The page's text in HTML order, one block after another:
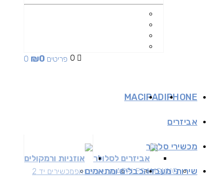
0 0 פריטים ₪0
IPHONE
IPAD
MAC
אביזרים
אביזרים לסלולר אוזניות ורמקולים
מכשירי סלולר
SAMSUNG
APPLEמכשירים זאפמכשירים יד 2 שירותי מעבדהכבלים ומתאמים